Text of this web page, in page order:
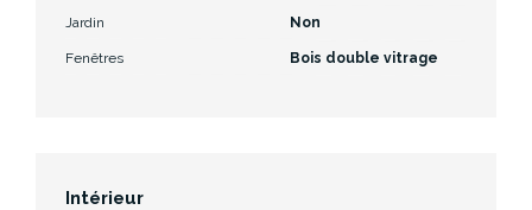
Jardin Non
Fenêtres Bois double vitrage
Intérieur